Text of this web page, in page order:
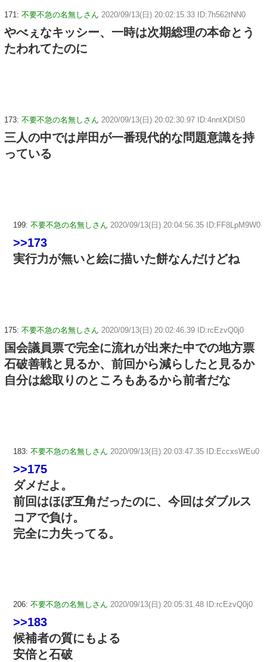
171: 不要不急の名無しさん 2020/09/13(日) 20:02:15.33 ID:7h562tNN0
やべぇなキッシー、一時は次期総理の本命とう
たわれてたのに
173: 不要不急の名無しさん 2020/09/13(日) 20:02:30.97 ID:4nntXDIS0
三人の中では岸田が一番現代的な問題意識を持
っている
199: 不要不急の名無しさん 2020/09/13(日) 20:04:56.35 ID:FF8LpM9W0
>>173
実行力が無いと絵に描いた餅なんだけどね
175: 不要不急の名無しさん 2020/09/13(日) 20:02:46.39 ID:rcEzvQ0j0
国会議員票で完全に流れが出来た中での地方票
石破善戦と見るか、前回から減らしたと見るか
自分は総取りのところもあるから前者だな
183: 不要不急の名無しさん 2020/09/13(日) 20:03:47.35 ID:EccxsWEu0
>>175
ダメだよ。
前回はほぼ互角だったのに、今回はダブルス
コアで負け。
完全に力失ってる。
206: 不要不急の名無しさん 2020/09/13(日) 20:05:31.48 ID:rcEzvQ0j0
>>183
候補者の質にもよる
安倍と石破